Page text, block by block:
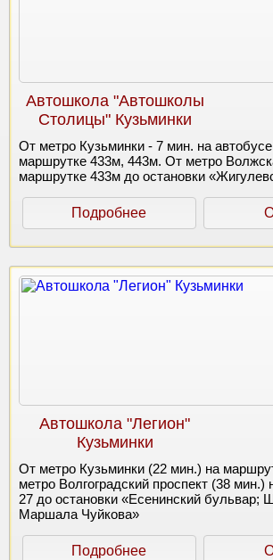
Автошкола "Автошколы
Столицы" Кузьминки
От метро Кузьминки - 7 мин. на
маршрутке 433м, 443м. От метро
маршрутке 433м до остановки
Подробнее
Автошкола "Легион"
Кузьминки
От метро Кузьминки (22 мин.) на
метро Волгоградский проспект (38 мин.)
27 до остановки «Есенинский бульвар;
Маршала Чуйкова»
Подробнее